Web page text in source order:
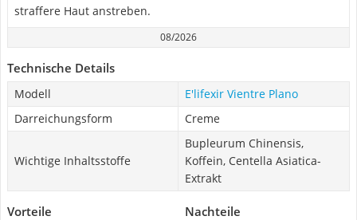
straffere Haut anstreben.
08/2026
Technische Details
Modell
E'lifexir Vientre Plano
Darreichungsform
Creme
Wichtige Inhaltsstoffe
Bupleurum Chinensis,
Koffein, Centella Asiatica-
Extrakt
Vorteile Nachteile